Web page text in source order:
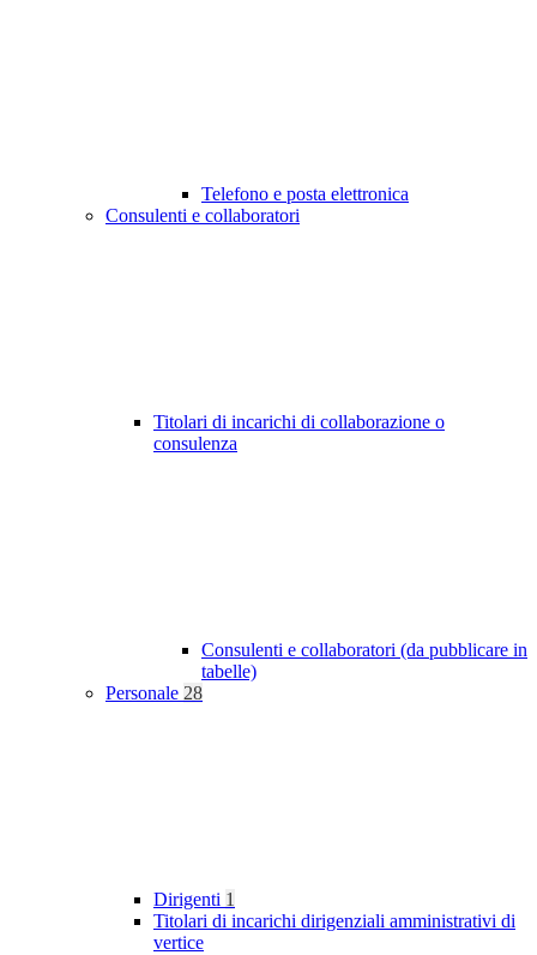
Telefono e posta elettronica
Consulenti e collaboratori
Titolari di incarichi di collaborazione o
consulenza
Consulenti e collaboratori (da pubblicare in
tabelle)
Personale 28
Dirigenti 1
Titolari di incarichi dirigenziali amministrativi di
vertice